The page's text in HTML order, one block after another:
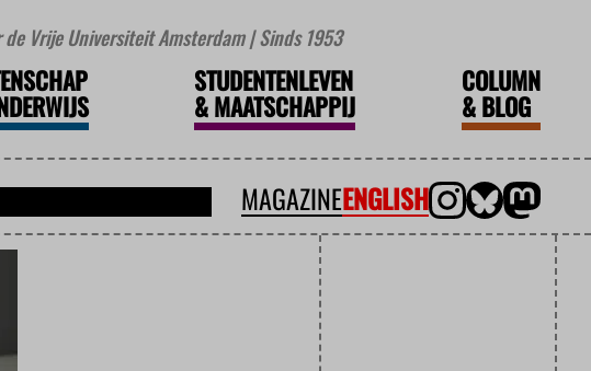
Vrije Universiteit Amsterdam | Sinds 1953
STUDENTENLEVEN
&MAATSCHAPPIJ
COLUMN
&BLOG
MAGAZINEENGLISH